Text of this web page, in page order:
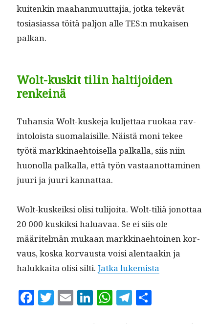
kuitenkin maa­han­muut­ta­jia, jot­ka tekevät
tosi­asi­as­sa töitä paljon alle TES:n mukaisen
palkan.
Wolt-kuskit tilin haltijoiden
renkeinä
Tuhan­sia Wolt-kuske­ja kul­jet­taa ruokaa rav­
in­toloista suo­ma­laisille. Näistä moni tekee
työtä markki­nae­htoisel­la pal­ka­lla, siis niin
huonol­la pal­ka­lla, että työn vas­taan­ot­ta­mi­nen
juuri ja juuri kannattaa.
Wolt-kuskeik­si olisi tuli­joi­ta. Wolt-tiliä jonot­taa
20 000 kuskik­si halu­avaa. Se ei siis ole
määritelmän mukaan markki­nae­htoinen kor­
vaus, kos­ka kor­vaus­ta voisi alen­taakin ja
halukkai­ta olisi silti.Jat­ka lukemista
F
T
E
Li W T